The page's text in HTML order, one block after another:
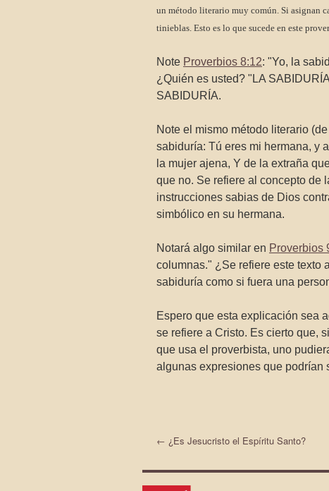
un método literario muy común. Si asignan
tinieblas. Esto es lo que sucede en este
Note Proverbios 8:12: "Yo, la
¿Quién es usted? "LA
SABIDURÍA.
Note el mismo método literario
sabiduría: Tú eres mi hermana, y
la mujer ajena, Y de la extraña
que no. Se refiere al concepto de
instrucciones sabias de Dios
simbólico en su hermana.
Notará algo similar en Proverbios
columnas." ¿Se refiere este texto
sabiduría como si fuera una
Espero que esta explicación sea
se refiere a Cristo. Es cierto que,
que usa el proverbista, uno
algunas expresiones que podrían
← ¿Es Jesucristo el Espíritu Santo?